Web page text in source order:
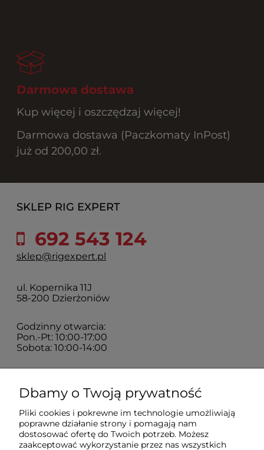
Darmowa dostawa
Kup więcej i oszczędzaj więcej!
Darmowa dostawa (Paczkomaty InPost)
już od 200,00 zł.
SKLEP RIG EXPERT
692 543 124
sklep@rigexpert.pl
ul. Kopernika 11J
58-200 Dzierżoniów
Godzinny otwarcia:
Pon.-Pt: 10:00-17:00
Sobota: 10:00-14:00
Zakupy
Sklep
Dbamy o Twoją prywatność
Pliki cookies i pokrewne im technologie umożliwiają
poprawne działanie strony i pomagają nam
dostosować ofertę do Twoich potrzeb. Możesz
zaakceptować wykorzystanie przez nas wszystkich